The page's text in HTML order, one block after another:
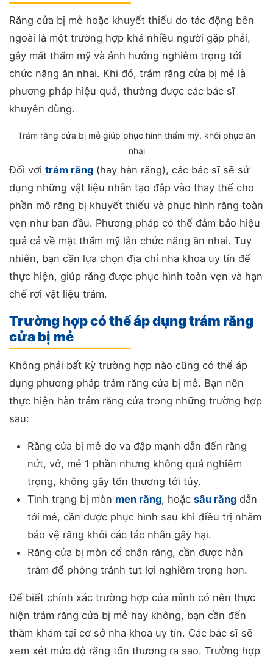
Răng cửa bị mẻ hoặc khuyết thiếu do tác động bên
ngoài là một trường hợp khá nhiều người gặp phải,
gây mất thẩm mỹ và ảnh hưởng nghiêm trọng tới
chức năng ăn nhai. Khi đó, trám răng cửa bị mẻ là
phương pháp hiệu quả, thường được các bác sĩ
khuyên dùng.
Trám răng cửa bị mẻ giúp phục hình thẩm mỹ, khôi phục ăn
nhai
Đối với trám răng (hay hàn răng), các bác sĩ sẽ sử
dụng những vật liệu nhân tạo đắp vào thay thế cho
phần mô răng bị khuyết thiếu và phục hình răng toàn
vẹn như ban đầu. Phương pháp có thể đảm bảo hiệu
quả cả về mặt thẩm mỹ lẫn chức năng ăn nhai. Tuy
nhiên, bạn cần lựa chọn địa chỉ nha khoa uy tín để
thực hiện, giúp răng được phục hình toàn vẹn và hạn
chế rơi vật liệu trám.
Trường hợp có thể áp dụng trám răng
cửa bị mẻ
Không phải bất kỳ trường hợp nào cũng có thể áp
dụng phương pháp trám răng cửa bị mẻ. Bạn nên
thực hiện hàn trám răng cửa trong những trường hợp
sau:
Răng cửa bị mẻ do va đập mạnh dẫn đến răng
nứt, vở, mẻ 1 phần nhưng không quá nghiêm
trọng, không gây tổn thương tới tủy.
Tình trạng bị mòn men răng, hoặc sâu răng dẫn
tới mẻ, cần được phục hình sau khi điều trị nhằm
bảo vệ răng khỏi các tác nhân gây hại.
Răng cửa bị mòn cổ chân răng, cần được hàn
trám để phòng tránh tụt lợi nghiêm trọng hơn.
Để biết chính xác trường hợp của mình có nên thực
hiện trám răng cửa bị mẻ hay không, bạn cần đến
thăm khám tại cơ sở nha khoa uy tín. Các bác sĩ sẽ
xem xét mức độ răng tổn thương ra sao. Trường hợp